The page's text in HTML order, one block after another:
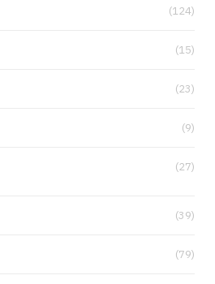
(124)
(15)
(23)
(9)
(27)
(39)
(79)